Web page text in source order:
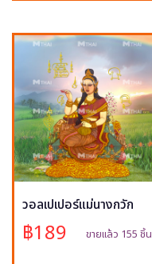
วอลเปเปอร์แม่นางกวัก
฿189 ขายแล้ว 155 ชิ้น